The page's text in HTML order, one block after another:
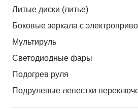
Литые диски (литье)
Боковые зеркала с
Мультируль
Светодиодные фары
Подогрев руля
Подрулевые лепестки